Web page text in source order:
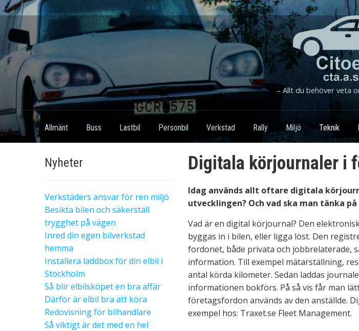
– Allt du behöver veta
Allmänt Buss Lastbil Personbil Verkstad Rally Miljö Teknik
Nyheter
Verkstäders ansvar för ren miljö
Besikta bilen och säkerställ
trygghet på vägen
Inred din egen bilverkstad
hemma
Installera laddbox för din elbil i
Stockholm
Så blir elbilsköpet en bra affär
Därför är elbil bra att köra
Redovisning för bilhandlare
Så viktigt är det med en hel
Digitala körjournaler i
Idag används allt oftare digitala
utvecklingen? Och vad ska man tänka
Vad är en digital körjournal? Den
byggas in i bilen, eller ligga löst. Den
fordonet, både privata och jobbrelaterade,
information. Till exempel mätarställning,
antal körda kilometer. Sedan laddas
informationen bokförs. På så vis får man
företagsfordon används av den anställde.
exempel hos: Traxet.se Fleet Management.